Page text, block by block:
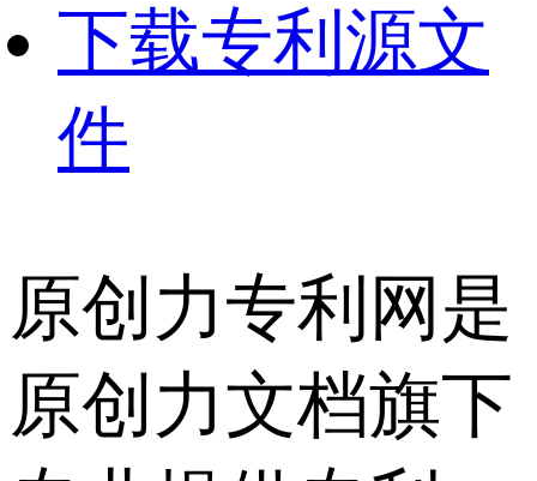
下载专利源文
件
原创力专利网是
原创力文档旗下